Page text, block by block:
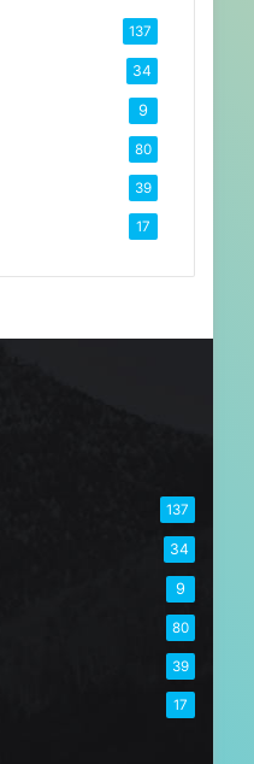
137
34
9
80
39
17
137
34
9
80
39
17